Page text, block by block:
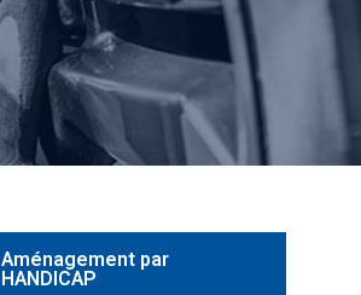
Aménagement par
HANDICAP